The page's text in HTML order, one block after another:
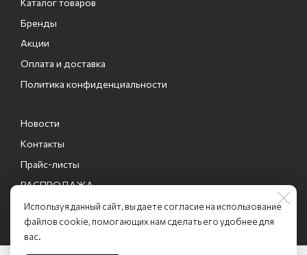
Используя данный сайт, вы даете согласие на использование
файлов cookie, помогающих нам сделать его удобнее для
вас.
Бренды
Акции
Оплата и доставка
Политика конфиденциальности
Новости
Контакты
Прайс-листы
РАСПРОДАЖА
Промо-коды